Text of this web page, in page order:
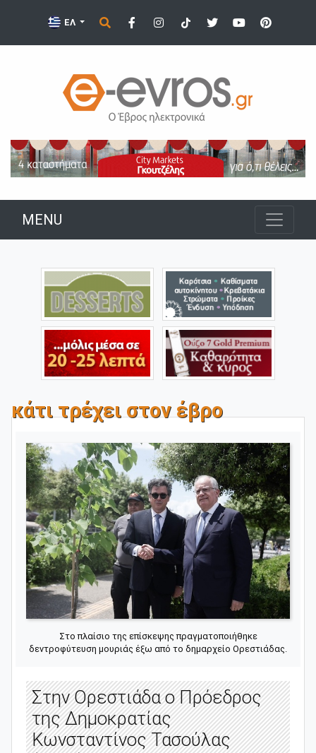
ΕΛ
MENU
κάτι τρέχει στον έβρο
Στο πλαίσιο της επίσκεψης πραγματοποιήθηκε
δεντροφύτευση μουριάς έξω από το δημαρχείο Ορεστιάδας.
Στην Ορεστιάδα ο Πρόεδρος
της Δημοκρατίας
Κωνσταντίνος Τασούλας